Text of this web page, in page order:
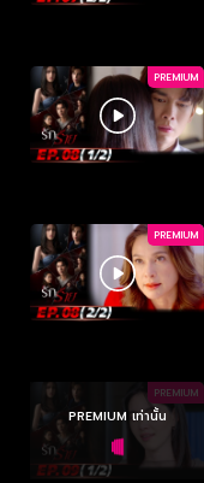
PREMIUM
PREMIUM
PREMIUM
PREMIUM เท่านั้น